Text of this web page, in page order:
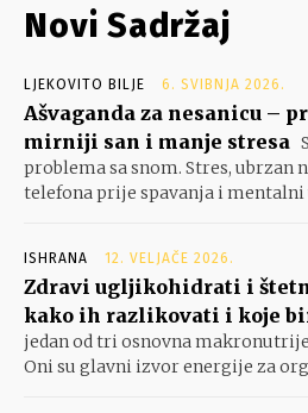
Novi Sadržaj
LJEKOVITO BILJE 6. SVIBNJA 2026.
Ašvaganda za nesanicu –
mirniji san i manje stresa
problema sa snom. Stres, ubrzan
telefona prije spavanja i mentalni
ISHRANA 12. VELJAČE 2026.
Zdravi ugljikohidrati i
kako ih razlikovati i koje
jedan od tri osnovna
Oni su glavni izvor energije za